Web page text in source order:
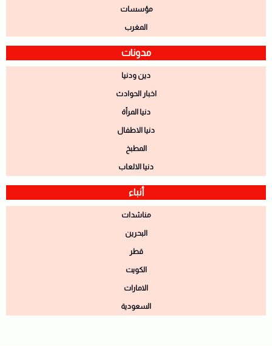
مؤسسات
المغرب
مدونات
دين ودنيا
اخبار الحوادث
دنيا المرأة
دنيا الاطفال
المطبخ
دنيا الالعاب
أنباء
مناشدات
البحرين
قطر
الكويت
الامارات
السعودية